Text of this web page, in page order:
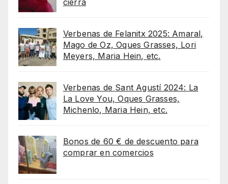
Verbenas de Felanitx 2025: Amaral,
Mago de Oz, Oques Grasses, Lori
Meyers, Maria Hein, etc.
Verbenas de Sant Agustí 2024: La
La Love You, Oques Grasses,
Michenlo, Maria Hein, etc.
Bonos de 60 € de descuento para
comprar en comercios